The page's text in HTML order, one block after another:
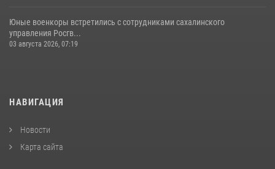
Юные военкоры встретились с сотрудниками сахалинского
управления Росгв...
03 августа 2026, 07:19
НАВИГАЦИЯ
Новости
Карта сайта